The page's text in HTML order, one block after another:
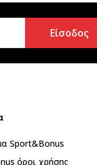
Είσοδος
Sport&Bonus
όροι χρήσης